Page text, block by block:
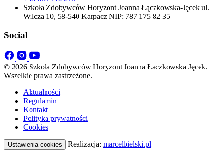
Szkoła Zdobywców Horyzont Joanna Łączkowska-Jęcek ul.
Wilcza 10, 58-540 Karpacz NIP: 787 175 82 35
Social
© 2026 Szkoła Zdobywców Horyzont Joanna Łaczkowska-Jęcek.
Wszelkie prawa zastrzeżone.
Aktualności
Regulamin
Kontakt
Polityka prywatności
Cookies
Ustawienia cookies Realizacja: marcelbielski.pl